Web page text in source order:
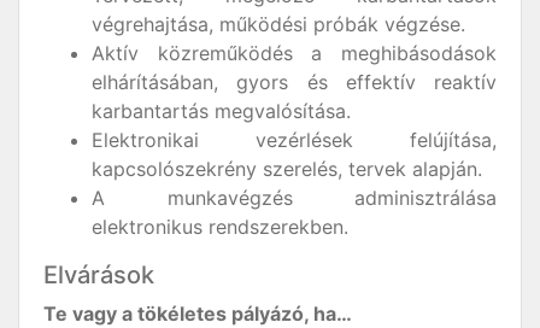
végrehajtása, működési próbák végzése.
Aktív közreműködés a meghibásodások
elhárításában, gyors és effektív reaktív
karbantartás megvalósítása.
Elektronikai vezérlések felújítása,
kapcsolószekrény szerelés, tervek alapján.
A munkavégzés adminisztrálása
elektronikus rendszerekben.
Elvárások
Te vagy a tökéletes pályázó, ha…